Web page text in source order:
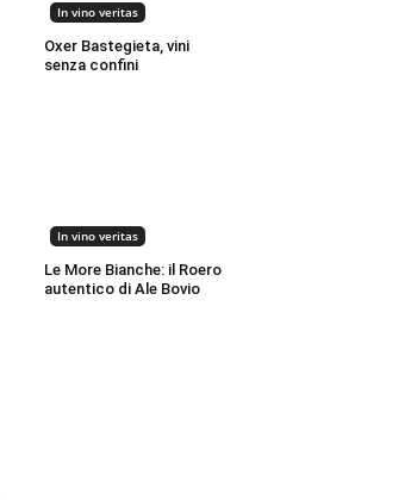
In vino veritas
Oxer Bastegieta, vini
senza confini
In vino veritas
Le More Bianche: il Roero
autentico di Ale Bovio